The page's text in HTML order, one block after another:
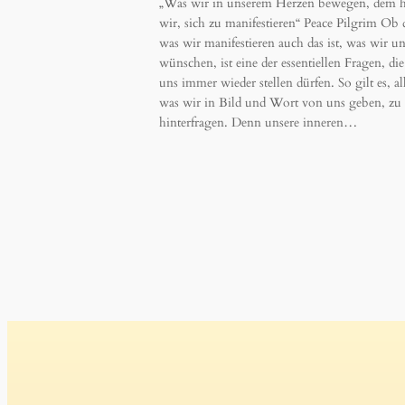
wir, sich zu manifestieren“ Peace Pilgrim Ob
was wir manifestieren auch das ist, was wir
wünschen, ist eine der essentiellen Fragen,
uns immer wieder stellen dürfen. So gilt es,
was wir in Bild und Wort von uns geben, zu
hinterfragen. Denn unsere inneren…